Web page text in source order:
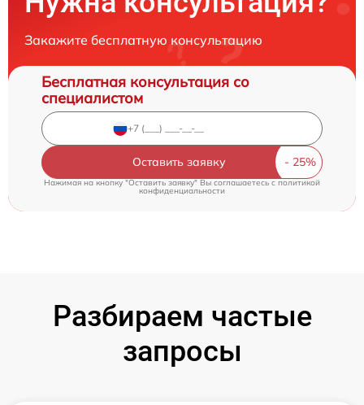
Закажите бесплатную консультацию
Бесплатная консультация со
специалистом
Оставить заявку
Нажимая на кнопку "Оставить заявку" Вы соглашаетесь cполитикой
конфиденциальности
Разбираем частые
запросы